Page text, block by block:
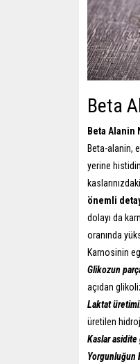
Beta
Beta Alanin
Beta-alanin,
yerine
önemli
dolayı da
oranında
Karnosinin
Glikozun
açıdan
Laktat
üretilen
Kaslar
Yorgunluğun